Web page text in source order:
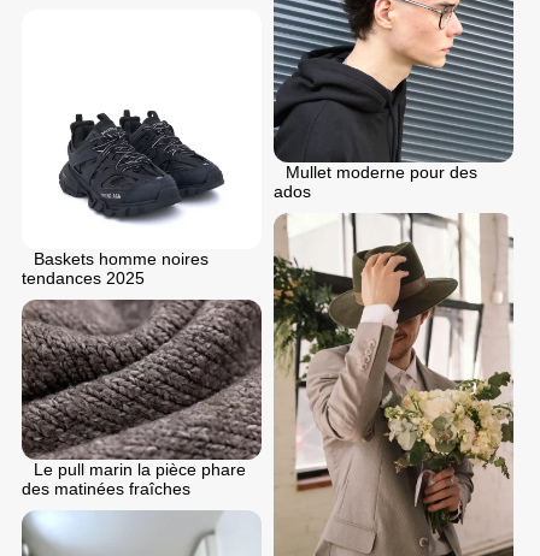
Mullet moderne pour des
ados
Baskets homme noires
tendances 2025
Le pull marin la pièce phare
des matinées fraîches